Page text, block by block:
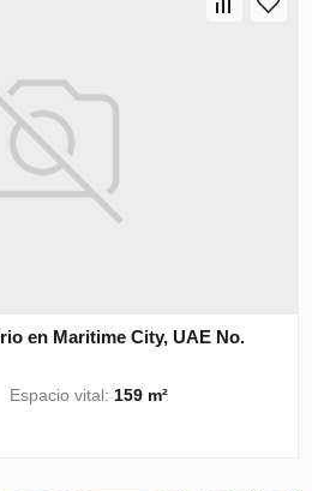
en Maritime City, UAE No.
Espacio vital: 159 m²